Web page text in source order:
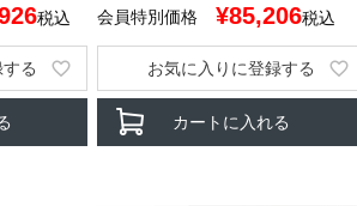
税込
る
会員特別価格 ¥85,206税込
カートに入れる
お気に入りに登録する